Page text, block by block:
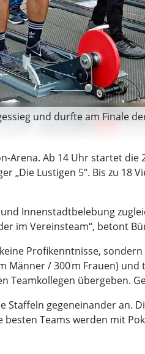
und durfte am Finale
Arena. Ab 14 Uhr startet
„Die Lustigen 5“. Bis zu 18
Innenstadtbelebung
im Vereinsteam“, betont
Profikenntnisse,
Männer / 300 m Frauen)
Teamkollegen übergeben.
gegeneinander an.
Teams werden mit